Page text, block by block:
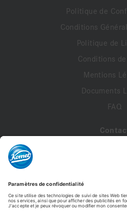
Politique de
Conditions
Politique de
Conditions
Mentions
Documents
FAQ
Profil de